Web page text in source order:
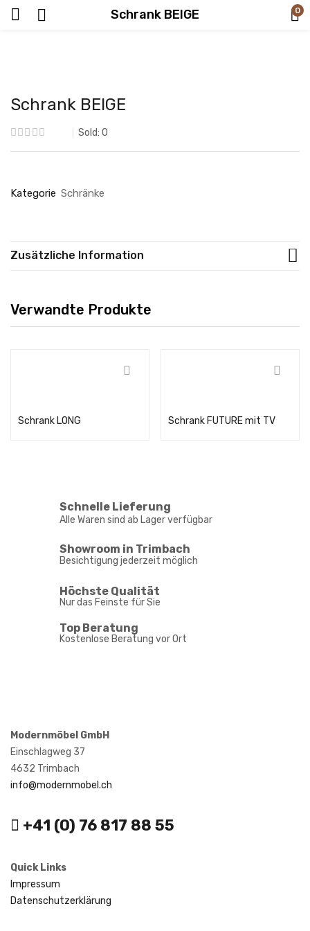
Schrank BEIGE 0
Schrank BEIGE
Sold: 0
Kategorie Schränke
Zusätzliche Information
Verwandte Produkte
Schrank LONG Schrank FUTURE mit TV
Schnelle Lieferung
Alle Waren sind ab Lager verfügbar
Showroom in Trimbach
Besichtigung jederzeit möglich
Höchste Qualität
Nur das Feinste für Sie
Top Beratung
Kostenlose Beratung vor Ort
Modernmöbel GmbH
Einschlagweg 37
4632 Trimbach
info@modernmobel.ch
+41 (0) 76 817 88 55
Quick Links
Impressum
Datenschutzerklärung